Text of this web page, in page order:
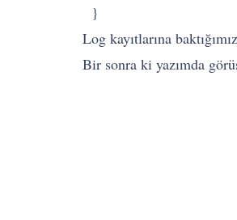
}
Log kayıtlarına
Bir sonra ki yazımda